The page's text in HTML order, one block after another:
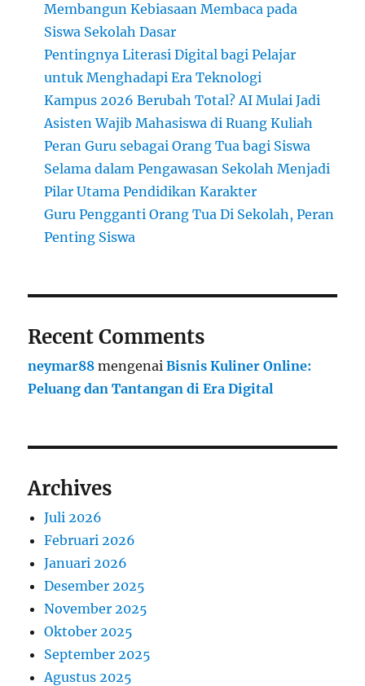
Membangun Kebiasaan Membaca pada
Siswa Sekolah Dasar
Pentingnya Literasi Digital bagi Pelajar
untuk Menghadapi Era Teknologi
Kampus 2026 Berubah Total? AI Mulai Jadi
Asisten Wajib Mahasiswa di Ruang Kuliah
Peran Guru sebagai Orang Tua bagi Siswa
Selama dalam Pengawasan Sekolah Menjadi
Pilar Utama Pendidikan Karakter
Guru Pengganti Orang Tua Di Sekolah, Peran
Penting Siswa
Recent Comments
neymar88 mengenaiBisnis Kuliner Online:
Peluang dan Tantangan di Era Digital
Archives
Juli 2026
Februari 2026
Januari 2026
Desember 2025
November 2025
Oktober 2025
September 2025
Agustus 2025